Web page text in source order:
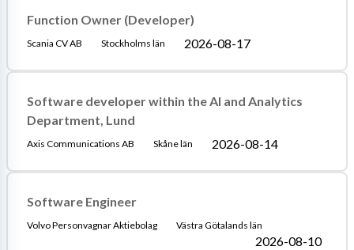
Function Owner (Developer)
Scania CV AB Stockholms län 2026-08-17
Software developer within the AI and Analytics
Department, Lund
Axis Communications AB Skåne län 2026-08-14
Software Engineer
Volvo Personvagnar Aktiebolag Västra Götalands län
2026-08-10